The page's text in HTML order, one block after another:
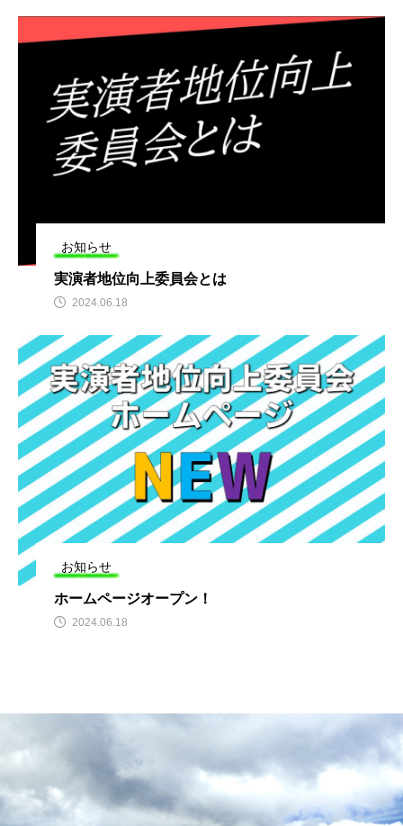
お知らせ
実演者地位向上委員会とは
2024.06.18
お知らせ
ホームページオープン！
2024.06.18